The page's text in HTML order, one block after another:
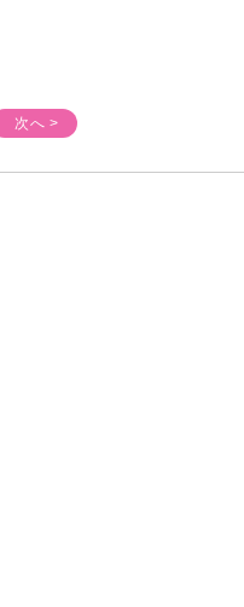
次へ >